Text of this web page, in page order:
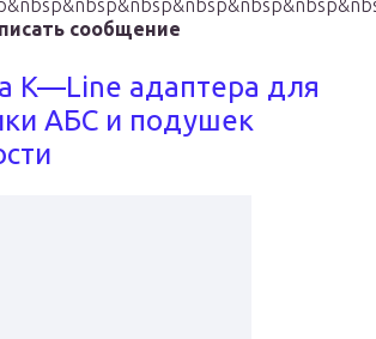
сообщение
K—Line адаптера для
АБС и подушек